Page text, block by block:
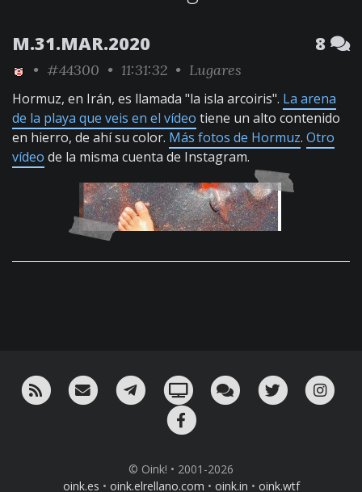
M.31.MAR.2020 8
• #44300 • 11:31:32 • Lugares
Hormuz, en Irán, es llamada "la isla arcoiris". La arena
de la playa que veis en el vídeo tiene un alto contenido
en hierro, de ahí su color. Más fotos de Hormuz. Otro
vídeo de la misma cuenta de Instagram.
RSS ¡Mándame un email!¡Nuestro canal en Telegram!
Oink! TV Charla con nosotros
Twitter
© Oink! • 2001-2026
oink.es • oink.elrellano.com • oink.in • oink.wtf